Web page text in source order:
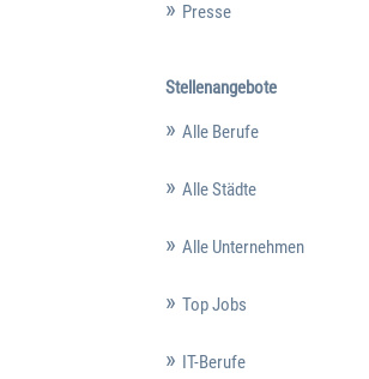
Presse
Stellenangebote
Alle Berufe
Alle Städte
Alle Unternehmen
Top Jobs
IT-Berufe